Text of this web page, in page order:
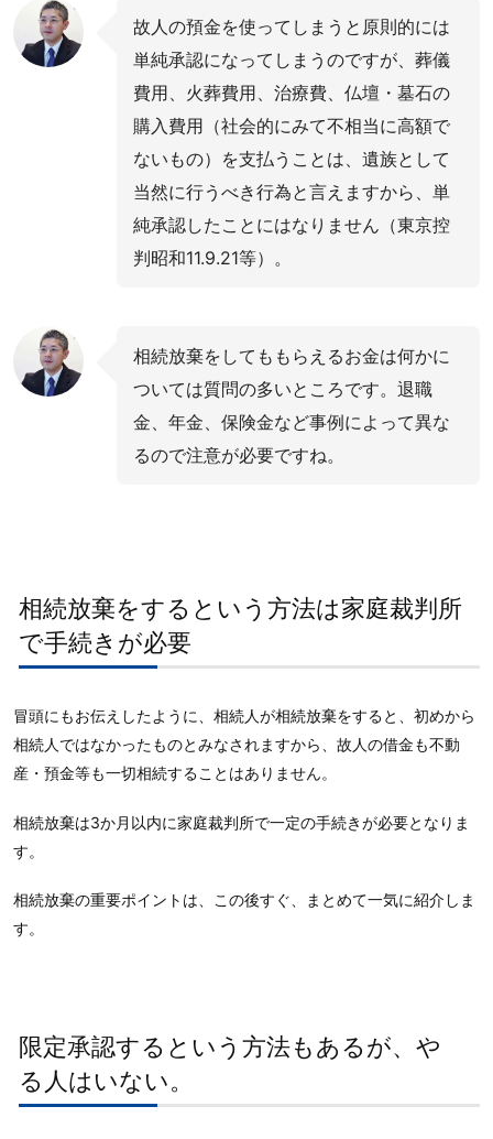
故人の預金を使ってしまうと原則的には
単純承認になってしまうのですが、葬儀
費用、火葬費用、治療費、仏壇・墓石の
購入費用（社会的にみて不相当に高額で
ないもの）を支払うことは、遺族として
当然に行うべき行為と言えますから、単
純承認したことにはなりません（東京控
判昭和11.9.21等）。
相続放棄をしてももらえるお金は何かに
ついては質問の多いところです。退職
金、年金、保険金など事例によって異な
るので注意が必要ですね。
相続放棄をするという方法は家庭裁判所
で手続きが必要
冒頭にもお伝えしたように、相続人が相続放棄をすると、初めから
相続人ではなかったものとみなされますから、故人の借金も不動
産・預金等も一切相続することはありません。
相続放棄は3か月以内に家庭裁判所で一定の手続きが必要となりま
す。
相続放棄の重要ポイントは、この後すぐ、まとめて一気に紹介しま
す。
限定承認するという方法もあるが、や
る人はいない。